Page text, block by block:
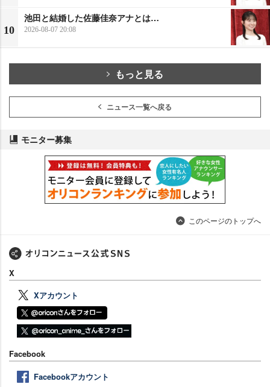
10
池田と結婚した佐藤佳奈アナとは…
2026-08-07 20:08
もっと見る
ニュース一覧へ戻る
モニター募集
このページのトップへ
X
Xアカウント
Facebook
Facebookアカウント